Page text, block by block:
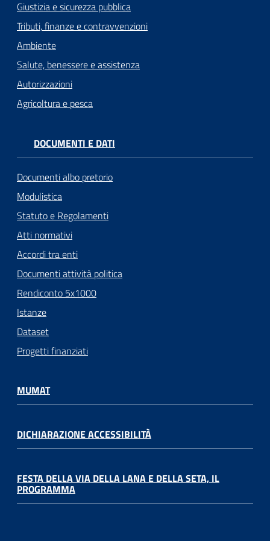
Giustizia e sicurezza pubblica
Tributi, finanze e contravvenzioni
Ambiente
Salute, benessere e assistenza
Autorizzazioni
Agricoltura e pesca
DOCUMENTI E DATI
Documenti albo pretorio
Modulistica
Statuto e Regolamenti
Atti normativi
Accordi tra enti
Documenti attività politica
Rendiconto 5x1000
Istanze
Dataset
Progetti finanziati
MUMAT
DICHIARAZIONE ACCESSIBILITÀ
FESTA DELLA VIA DELLA LANA E DELLA SETA, IL
PROGRAMMA